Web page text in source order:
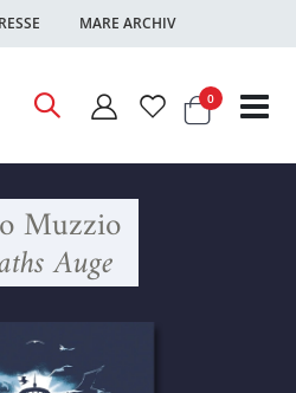
MARE ARCHIV
Warenkorb
0Artikel
Muzzio
Auge